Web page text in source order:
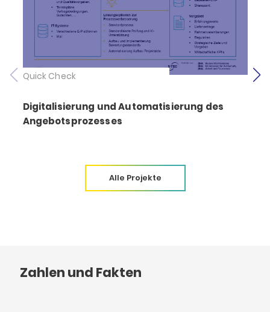
Quick Check
Digitalisierung und Automatisierung des
Angebotsprozesses
Alle Projekte
Zahlen und Fakten